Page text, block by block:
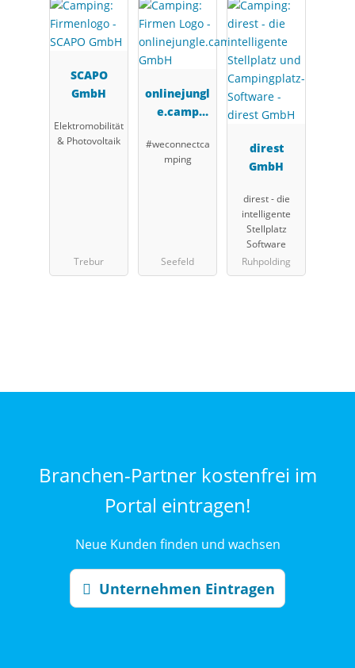
SCAPO
GmbH
Elektromobilität
& Photovoltaik
Trebur
onlinejungl
e.camp
#weconnectca
mping
Seefeld
direst
GmbH
direst - die
intelligente
Stellplatz
Software
Ruhpolding
Branchen-Partner kostenfrei im
Portal eintragen!
Neue Kunden finden und wachsen
Unternehmen Eintragen